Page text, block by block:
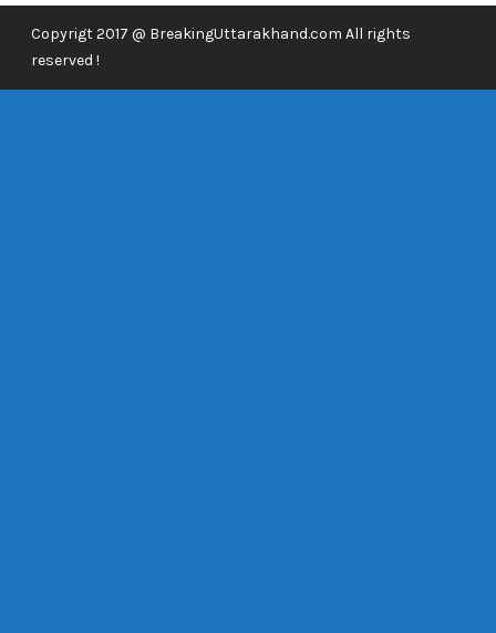
Copyrigt 2017 @ BreakingUttarakhand.com All rights
reserved !